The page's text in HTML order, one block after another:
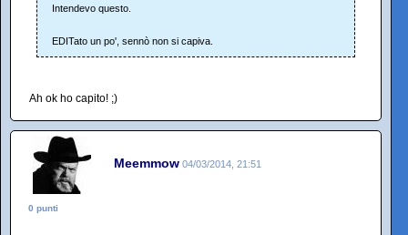
Intendevo questo.
EDITato un po', sennò non si capiva.
Ah ok ho capito! ;)
Meemmow 04/03/2014, 21:51
0 punti